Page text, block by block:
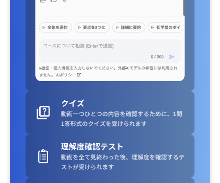
クイズ
動画一つひとつの内容を確認するために、1問
1答形式のクイズを受けられます
理解度確認テスト
動画を全て見終わった後、理解度を確認するテ
ストが受けられます